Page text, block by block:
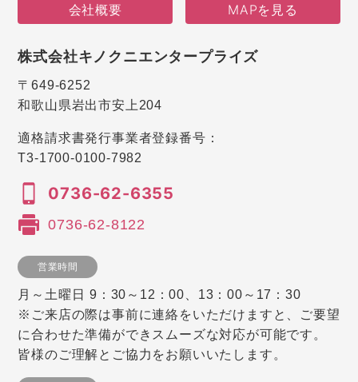
会社概要 MAPを見る
株式会社キノクニエンタープライズ
〒649-6252
和歌山県岩出市安上204
適格請求書発行事業者登録番号：
T3-1700-0100-7982
0736-62-6355
0736-62-8122
営業時間
月～土曜日 9：30～12：00、13：00～17：30
※ご来店の際は事前に連絡をいただけますと、ご要望
に合わせた準備ができスムーズな対応が可能です。
皆様のご理解とご協力をお願いいたします。